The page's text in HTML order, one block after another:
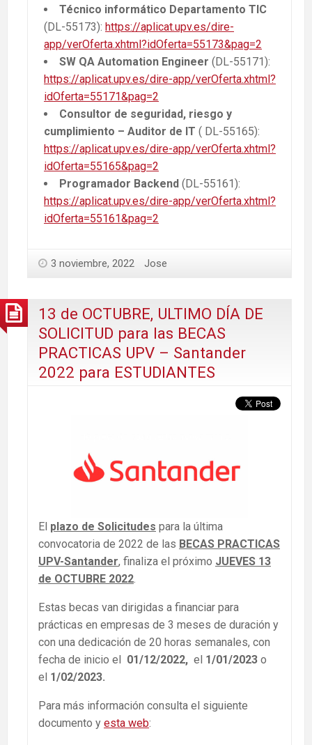
Técnico informático Departamento TIC
(DL-55173): https://aplicat.upv.es/dire-
app/verOferta.xhtml?idOferta=55173&pag=2
SW QA Automation Engineer (DL-55171):
https://aplicat.upv.es/dire-app/verOferta.xhtml?
idOferta=55171&pag=2
Consultor de seguridad, riesgo y
cumplimiento – Auditor de IT ( DL-55165):
https://aplicat.upv.es/dire-app/verOferta.xhtml?
idOferta=55165&pag=2
Programador Backend (DL-55161):
https://aplicat.upv.es/dire-app/verOferta.xhtml?
idOferta=55161&pag=2
3 noviembre, 2022 Jose
13 de OCTUBRE, ULTIMO DÍA DE
SOLICITUD para las BECAS
PRACTICAS UPV – Santander
2022 para ESTUDIANTES
El plazo de Solicitudes para la última
convocatoria de 2022 de las BECAS PRACTICAS
UPV-Santander, finaliza el próximo JUEVES 13
de OCTUBRE 2022.
Estas becas van dirigidas a financiar para
prácticas en empresas de 3 meses de duración y
con una dedicación de 20 horas semanales, con
fecha de inicio el 01/12/2022, el 1/01/2023 o
el 1/02/2023.
Para más información consulta el siguiente
documento y esta web: